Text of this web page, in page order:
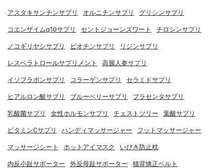
アスタキサンチンサプリ オルニチンサプリ グリシンサプリ
コエンザイムq10サプリ セントジョーンズワート チロシンサプリ
ノコギリヤシサプリ ビオチンサプリ リジンサプリ
レスベラトロールサプリメント 高麗人参サプリ
イソフラボンサプリ コラーゲンサプリ セラミドサプリ
ヒアルロン酸サプリ ブルーベリーサプリ プラセンタサプリ
乳酸菌サプリ 女性ホルモンサプリ チェストツリー 葉酸サプリ
ビタミンCサプリ ハンディマッサージャー フットマッサージャー
マッサージシート ホットアイマスク いびき防止枕
内反小趾サポーター 外反母趾サポーター 猫背矯正ベルト